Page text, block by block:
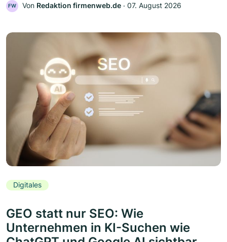
FW Von Redaktion firmenweb.de ‧ 07. August 2026
Digitales
GEO statt nur SEO: Wie
Unternehmen in KI-Suchen wie